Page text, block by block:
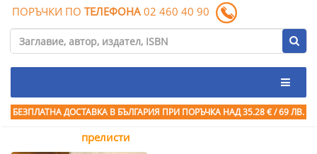
ПОРЪЧКИ ПО ТЕЛЕФОНА 02 460 40 90
БЕЗПЛАТНА ДОСТАВКА В БЪЛГАРИЯ ПРИ ПОРЪЧКА НАД 35.28 € / 69 ЛВ.
прелисти